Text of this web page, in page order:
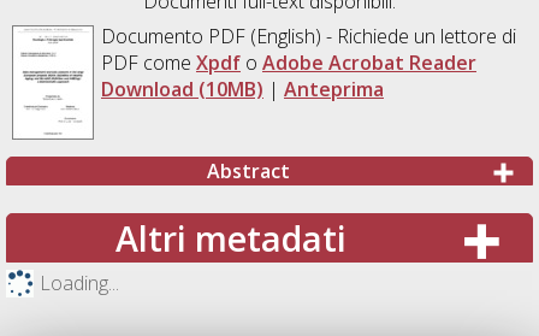
Documento PDF(English) - Richiede un lettore di
PDF come Xpdfo Adobe Acrobat Reader
Download (10MB) | Anteprima
Abstract
Altri metadati
Loading...